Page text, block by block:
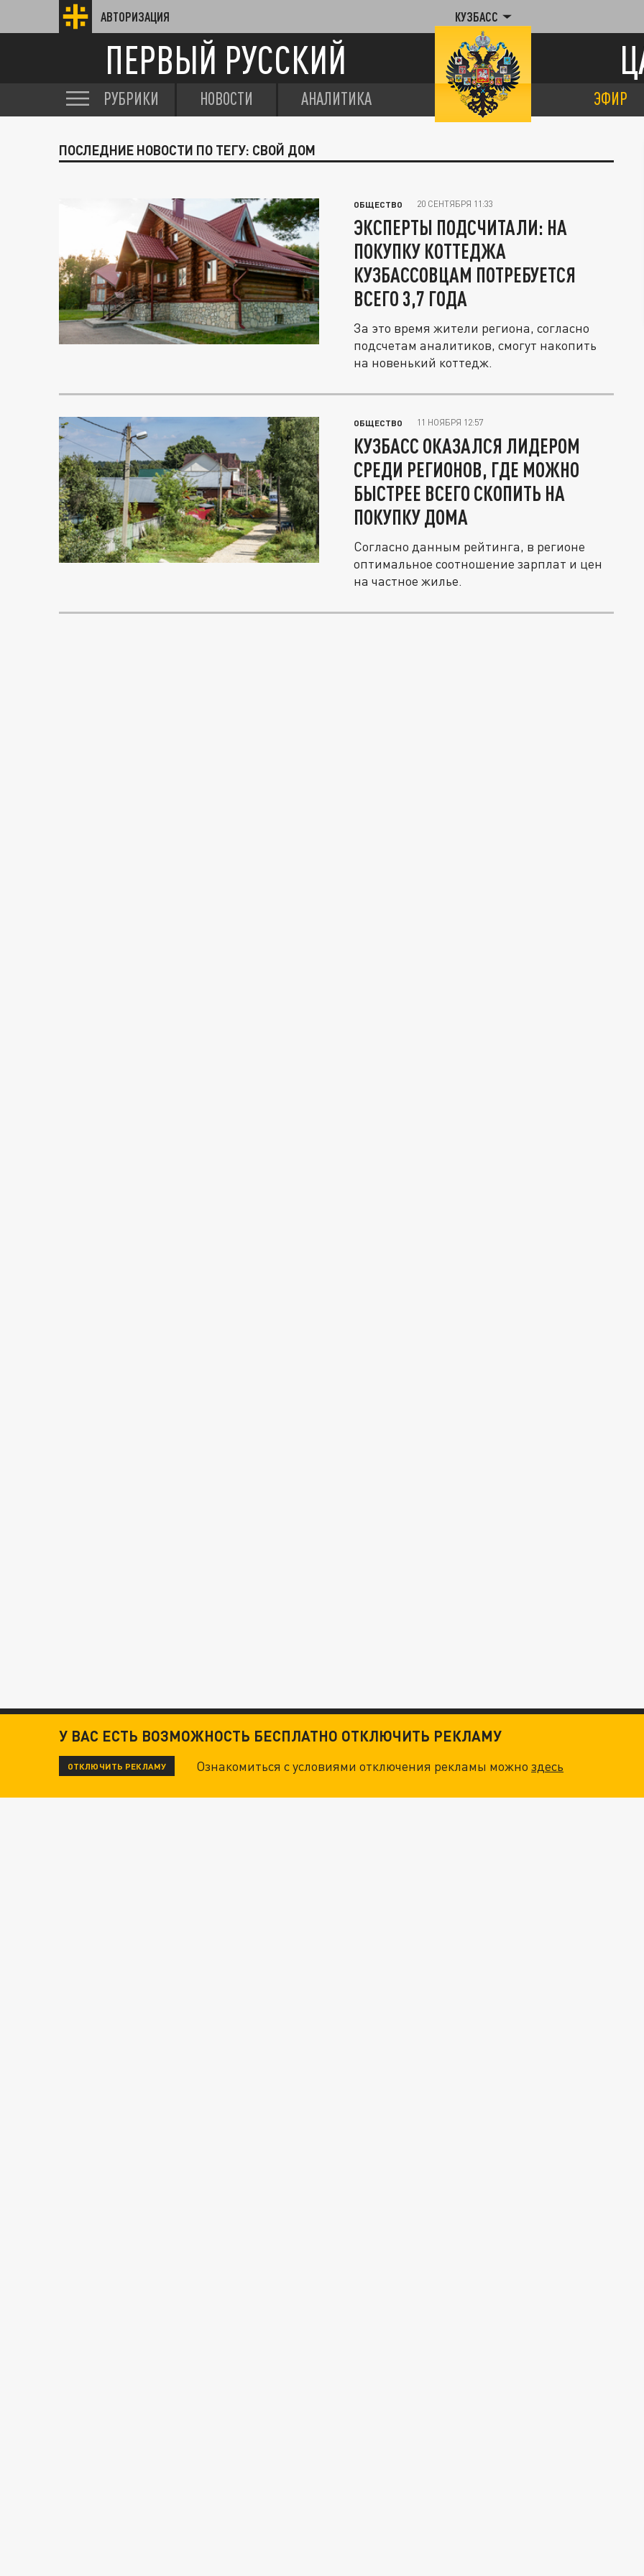
АВТОРИЗАЦИЯ КУЗБАСС
ПЕРВЫЙ РУССКИЙ
РУБРИКИ НОВОСТИ АНАЛИТИКА ЭФИР
ПОСЛЕДНИЕ НОВОСТИ ПО ТЕГУ: СВОЙ ДОМ
ОБЩЕСТВО 20 СЕНТЯБРЯ 11:33
ЭКСПЕРТЫ ПОДСЧИТАЛИ: НА
ПОКУПКУ КОТТЕДЖА
КУЗБАССОВЦАМ ПОТРЕБУЕТСЯ
ВСЕГО 3,7 ГОДА
За это время жители региона, согласно
подсчетам аналитиков, смогут накопить
на новенький коттедж.
ОБЩЕСТВО 11 НОЯБРЯ 12:57
КУЗБАСС ОКАЗАЛСЯ ЛИДЕРОМ
СРЕДИ РЕГИОНОВ, ГДЕ МОЖНО
БЫСТРЕЕ ВСЕГО СКОПИТЬ НА
ПОКУПКУ ДОМА
Согласно данным рейтинга, в регионе
оптимальное соотношение зарплат и цен
на частное жилье.
У ВАС ЕСТЬ ВОЗМОЖНОСТЬ БЕСПЛАТНО ОТКЛЮЧИТЬ РЕКЛАМУ
ОТКЛЮЧИТЬ РЕКЛАМУ Ознакомиться с условиями отключения рекламы можноздесь